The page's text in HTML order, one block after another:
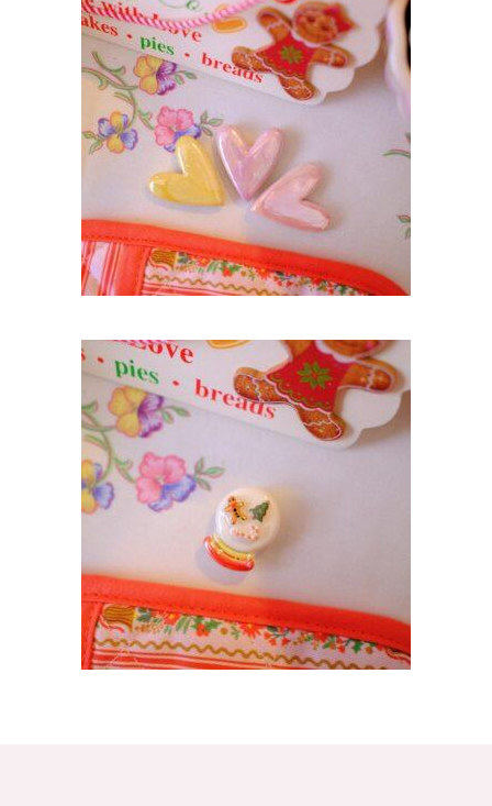
MAGNET COEUR LILA NACRÉ
AJOUTER AU PANIER
MAGNET BOULE À NEIGE
AJOUTER AU PANIER